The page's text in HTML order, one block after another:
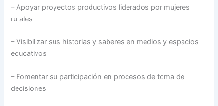
– Apoyar proyectos productivos liderados por mujeres
rurales
– Visibilizar sus historias y saberes en medios y espacios
educativos
– Fomentar su participación en procesos de toma de
decisiones